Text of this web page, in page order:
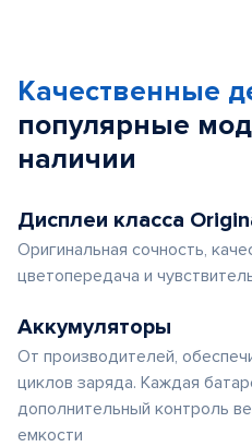
Качественные
популярные
наличии
Дисплеи класса
Оригинальная сочность,
цветопередача и
Аккумуляторы
От производителей,
циклов заряда. Каждая
дополнительный контроль
емкости